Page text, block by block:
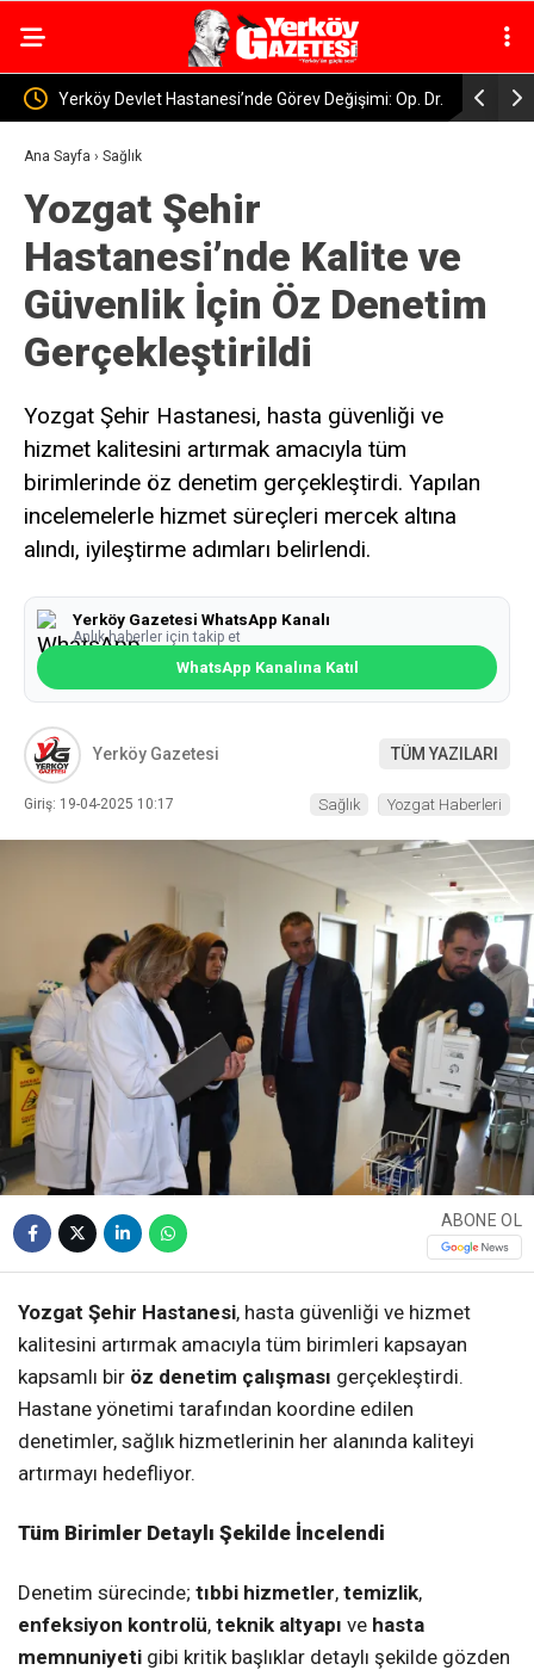
Op. Dr. YERKÖY VE 3 İLÇEDE JANDARMA OPERASYONU
YAPILDI, Aranan Şahıslar Tek Tek Yakalandı
Ana Sayfa › Sağlık
Yozgat Şehir
Hastanesi’nde Kalite ve
Güvenlik İçin Öz Denetim
Gerçekleştirildi
Yozgat Şehir Hastanesi, hasta güvenliği ve
hizmet kalitesini artırmak amacıyla tüm
birimlerinde öz denetim gerçekleştirdi. Yapılan
incelemelerle hizmet süreçleri mercek altına
alındı, iyileştirme adımları belirlendi.
Yerköy Gazetesi WhatsApp Kanalı
Anlık haberler için takip et
WhatsApp Kanalına Katıl
Yerköy Gazetesi TÜM YAZILARI
Giriş: 19-04-2025 10:17 Sağlık Yozgat Haberleri
ABONE OL
Yozgat Şehir Hastanesi, hasta güvenliği ve hizmet
kalitesini artırmak amacıyla tüm birimleri kapsayan
kapsamlı bir öz denetim çalışması gerçekleştirdi.
Hastane yönetimi tarafından koordine edilen
denetimler, sağlık hizmetlerinin her alanında kaliteyi
artırmayı hedefliyor.
Tüm Birimler Detaylı Şekilde İncelendi
Denetim sürecinde; tıbbi hizmetler, temizlik,
enfeksiyon kontrolü, teknik altyapı ve hasta
memnuniyeti gibi kritik başlıklar detaylı şekilde gözden